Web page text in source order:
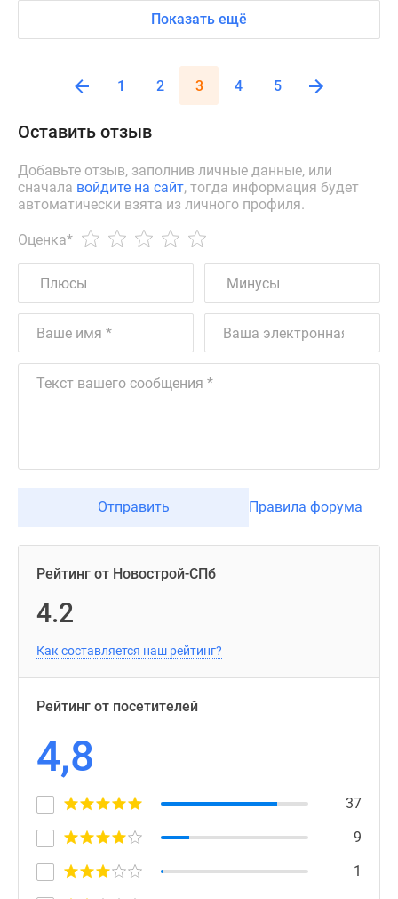
Показать ещё
1 2 3 4 5
Оставить отзыв
Добавьте отзыв, заполнив личные данные, или
сначала войдите на сайт, тогда информация будет
автоматически взята из личного профиля.
Оценка*
Отправить Правила форума
Рейтинг от Новострой-СПб
4.2
Как составляется наш рейтинг?
Рейтинг от посетителей
4,8
37
9
1